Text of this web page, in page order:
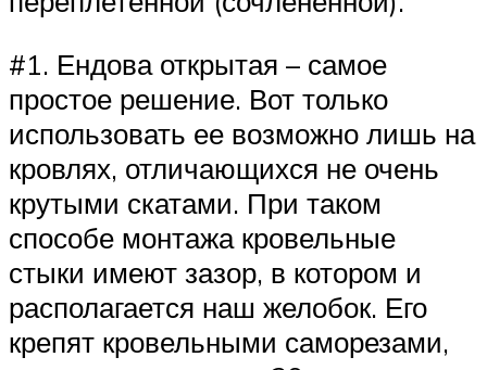
#1. Ендова открытая – самое
простое решение. Вот только
использовать ее возможно лишь на
кровлях, отличающихся не очень
крутыми скатами. При таком
способе монтажа кровельные
стыки имеют зазор, в котором и
располагается наш желобок. Его
крепят кровельными саморезами,